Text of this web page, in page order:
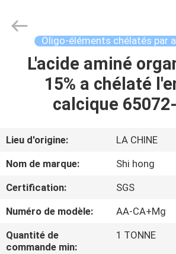
MAISON
PRODUITS
VIDÉOS
SUJET
DE
NOUS
Shihong
Technology
Oligo-éléments chélatés par
L'acide aminé
15% a chélaté
calcique
Lieu d'origine:
LA CHINE
Nom de marque:
Shi hong
Certification:
SGS
Numéro de modèle:
AA-CA+Mg
Quantité de
commande min:
1 TONNE